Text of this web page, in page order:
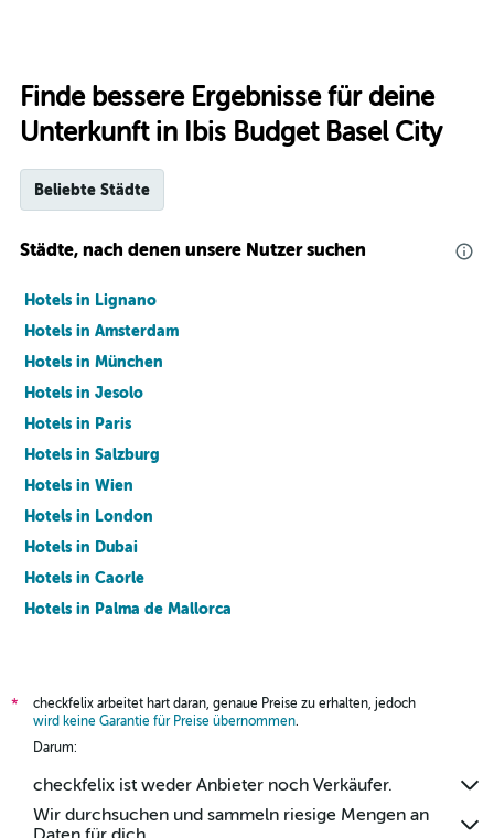
Finde bessere Ergebnisse für deine
Unterkunft in Ibis Budget Basel City
Beliebte Städte
Städte, nach denen unsere Nutzer suchen
Hotels in Lignano
Hotels in Amsterdam
Hotels in München
Hotels in Jesolo
Hotels in Paris
Hotels in Salzburg
Hotels in Wien
Hotels in London
Hotels in Dubai
Hotels in Caorle
Hotels in Palma de Mallorca
*
checkfelix arbeitet hart daran, genaue Preise zu erhalten, jedoch
wird keine Garantie für Preise übernommen.
Darum:
checkfelix ist weder Anbieter noch Verkäufer.
Wir durchsuchen und sammeln riesige Mengen an